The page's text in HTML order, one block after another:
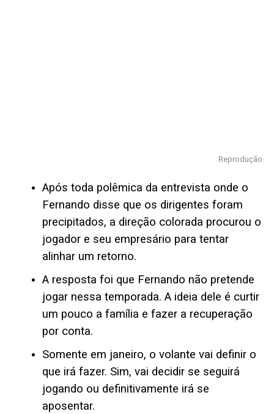
Reprodução
Após toda polêmica da entrevista onde o
Fernando disse que os dirigentes foram
precipitados, a direção colorada procurou o
jogador e seu empresário para tentar
alinhar um retorno.
A resposta foi que Fernando não pretende
jogar nessa temporada. A ideia dele é curtir
um pouco a família e fazer a recuperação
por conta.
Somente em janeiro, o volante vai definir o
que irá fazer. Sim, vai decidir se seguirá
jogando ou definitivamente irá se
aposentar.